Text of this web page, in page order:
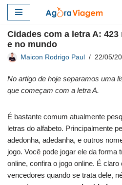
para
o
conteúdo
Cidades com a letra A:
e no mundo
Maicon Rodrigo Paul 22/05/
No artigo de hoje separamos uma
que começam com a letra A.
É bastante comum atualmente
letras do alfabeto. Principalmente
adedonha, adedanha, e outros
jogo. Você pode jogar ele da forma
online, confira o jogo online. É
vencedores quando se trata dele,